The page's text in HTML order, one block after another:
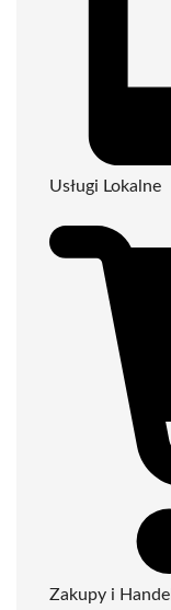
Usługi Lokalne
Zakupy i Handel